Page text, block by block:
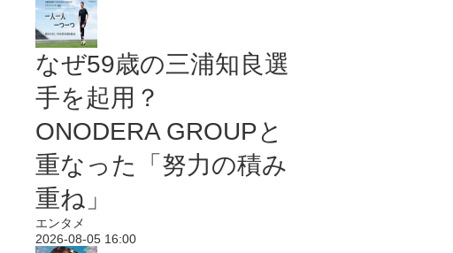
なぜ59歳の三浦知良選
手を起用？
ONODERA GROUPと
重なった「努力の積み
重ね」
エンタメ
2026-08-05 16:00